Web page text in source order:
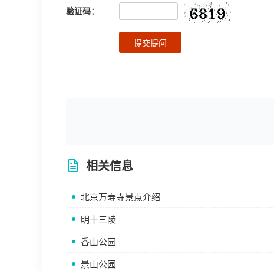
验证码：
提交提问
相关信息
北京万寿寺景点介绍
明十三陵
香山公园
景山公园